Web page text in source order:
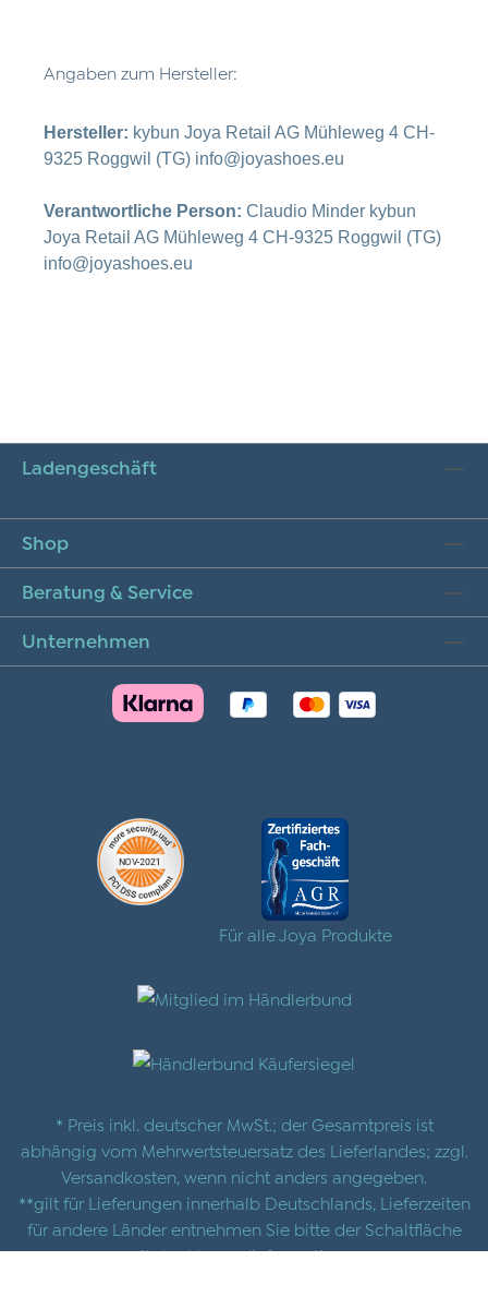
Angaben zum Hersteller:
Hersteller: kybun Joya Retail AG Mühleweg 4 CH-
9325 Roggwil (TG) info@joyashoes.eu
Verantwortliche Person: Claudio Minder kybun
Joya Retail AG Mühleweg 4 CH-9325 Roggwil (TG)
info@joyashoes.eu
Ladengeschäft
Shop
Beratung & Service
Unternehmen
Für alle Joya Produkte
* Preis inkl. deutscher MwSt.; der Gesamtpreis ist
abhängig vom Mehrwertsteuersatz des Lieferlandes; zzgl.
Versandkosten , wenn nicht anders angegeben.
**gilt für Lieferungen innerhalb Deutschlands, Lieferzeiten
für andere Länder entnehmen Sie bitte der Schaltfläche
mit denVersandinformationen